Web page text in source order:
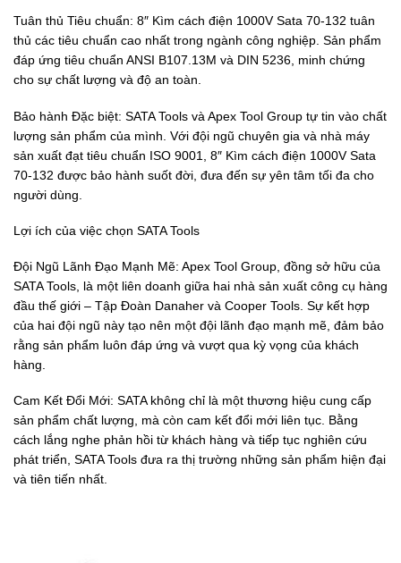
Tuân thủ Tiêu chuẩn: 8″ Kìm cách điện 1000V Sata 70-132 tuân
thủ các tiêu chuẩn cao nhất trong ngành công nghiệp. Sản phẩm
đáp ứng tiêu chuẩn ANSI B107.13M và DIN 5236, minh chứng
cho sự chất lượng và độ an toàn.
Bảo hành Đặc biệt: SATA Tools và Apex Tool Group tự tin vào chất
lượng sản phẩm của mình. Với đội ngũ chuyên gia và nhà máy
sản xuất đạt tiêu chuẩn ISO 9001, 8″ Kìm cách điện 1000V Sata
70-132 được bảo hành suốt đời, đưa đến sự yên tâm tối đa cho
người dùng.
Lợi ích của việc chọn SATA Tools
Đội Ngũ Lãnh Đạo Mạnh Mẽ: Apex Tool Group, đồng sở hữu của
SATA Tools, là một liên doanh giữa hai nhà sản xuất công cụ hàng
đầu thế giới – Tập Đoàn Danaher và Cooper Tools. Sự kết hợp
của hai đội ngũ này tạo nên một đội lãnh đạo mạnh mẽ, đảm bảo
rằng sản phẩm luôn đáp ứng và vượt qua kỳ vọng của khách
hàng.
Cam Kết Đổi Mới: SATA không chỉ là một thương hiệu cung cấp
sản phẩm chất lượng, mà còn cam kết đổi mới liên tục. Bằng
cách lắng nghe phản hồi từ khách hàng và tiếp tục nghiên cứu
phát triển, SATA Tools đưa ra thị trường những sản phẩm hiện đại
và tiên tiến nhất.